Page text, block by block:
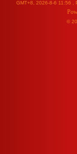
GMT+8, 2026-8-6 11:56 ,
©